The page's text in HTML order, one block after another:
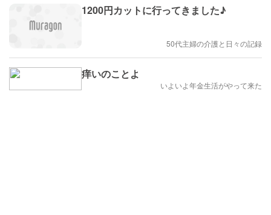
1200円カットに行ってきました♪
50代主婦の介護と日々の記録
痒いのことよ
いよいよ年金生活がやって来た